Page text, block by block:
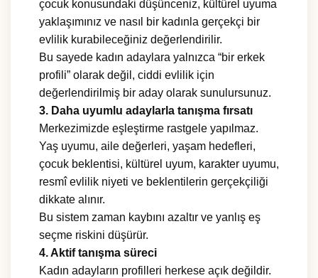
çocuk konusundaki düşünceniz, kültürel uyuma
yaklaşımınız ve nasıl bir kadınla gerçekçi bir
evlilik kurabileceğiniz değerlendirilir.
Bu sayede kadın adaylara yalnızca “bir erkek
profili” olarak değil, ciddi evlilik için
değerlendirilmiş bir aday olarak sunulursunuz.
3. Daha uyumlu adaylarla tanışma fırsatı
Merkezimizde eşleştirme rastgele yapılmaz.
Yaş uyumu, aile değerleri, yaşam hedefleri,
çocuk beklentisi, kültürel uyum, karakter uyumu,
resmî evlilik niyeti ve beklentilerin gerçekçiliği
dikkate alınır.
Bu sistem zaman kaybını azaltır ve yanlış eş
seçme riskini düşürür.
4. Aktif tanışma süreci
Kadın adayların profilleri herkese açık değildir.